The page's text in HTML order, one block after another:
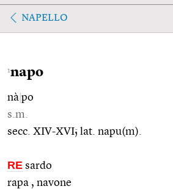
NAPELLO
1napo
nà po
s.m.
secc. XIV-XVI; lat. napu(m).
RE sardo
rapa , navone